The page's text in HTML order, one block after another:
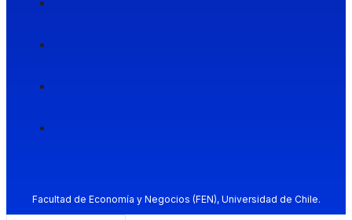
Facultad de Economía y Negocios (FEN), Universidad de Chile.